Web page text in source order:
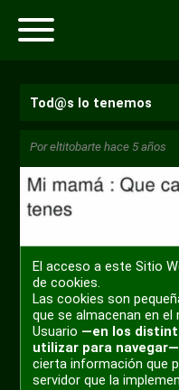
Tod@s lo tenemos
Poreltitobarte hace 5 años
El acceso a este Sitio
de cookies.
Las cookies son
que se almacenan en
Usuario —en los
utilizar para navegar—
cierta información que
servidor que la